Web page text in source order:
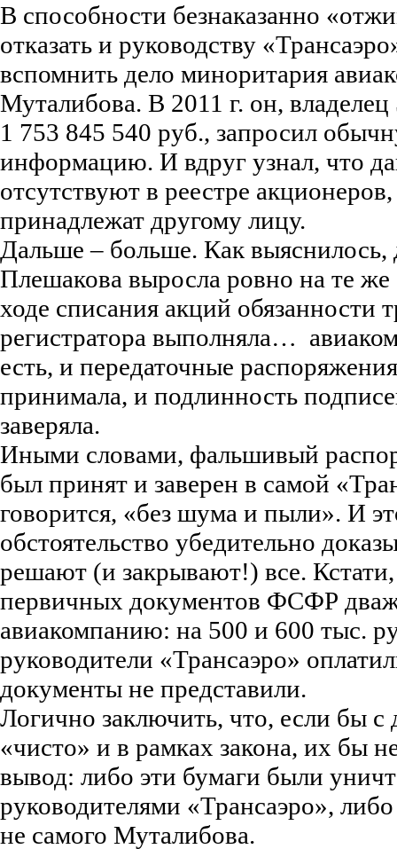
В способности безнаказанно
отказать и руководству
вспомнить дело миноритария
Муталибова. В 2011 г. он,
1 753 845 540 руб., запросил
информацию. И вдруг узнал, что
отсутствуют в реестре
принадлежат другому лицу.
Дальше – больше. Как выяснилось,
Плешакова выросла ровно на те
ходе списания акций обязанности
регистратора выполняла…
есть, и передаточные
принимала, и подлинность
заверяла.
Иными словами, фальшивый
был принят и заверен в самой
говорится, «без шума и пыли». И
обстоятельство убедительно
решают (и закрывают!) все.
первичных документов ФСФР
авиакомпанию: на 500 и 600 тыс.
руководители «Трансаэро»
документы не представили.
Логично заключить, что, если бы
«чисто» и в рамках закона, их бы
вывод: либо эти бумаги были
руководителями «Трансаэро»,
не самого Муталибова.